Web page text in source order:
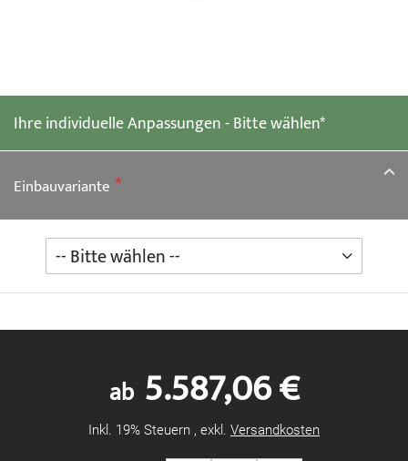
ab 5.587,06 €
Inkl. 19% Steuern , exkl. Versandkosten
Ihre individuelle Anpassungen - Bitte wählen*
Einbauvariante
Bildgalerie